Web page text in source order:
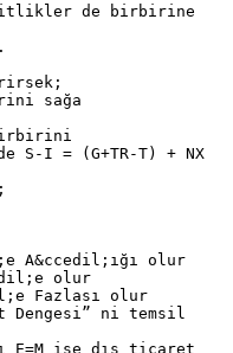
de birbirine
sağa
birbirini
S-I = (G+TR-T) + NX
A&ccedil;ığı olur
olur
Fazlası olur
Dengesi” ni temsil
E=M ise dış ticaret